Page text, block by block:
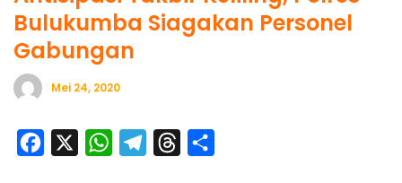
Bulukumba Siagakan Personel
Gabungan
Mei 24, 2020
W